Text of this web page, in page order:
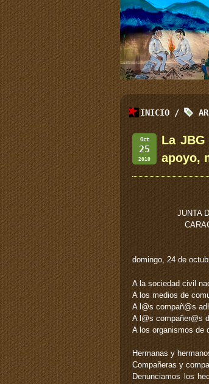
INICIO /
Oct
25
2010
La
apoyo,
JUNTA
domingo, 24 de
A la sociedad civil
A los medios de
A l@s compañ@s
A l@s compañer@s
A los organismos de
Hermanas y
Compañeras y
Denunciamos los